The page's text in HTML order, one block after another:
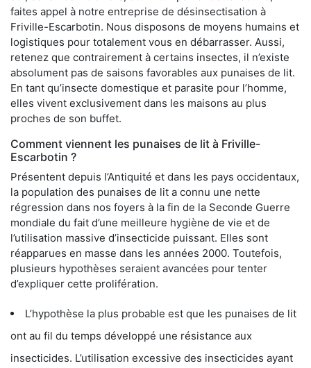
faites appel à notre entreprise de désinsectisation à
Friville-Escarbotin. Nous disposons de moyens humains et
logistiques pour totalement vous en débarrasser. Aussi,
retenez que contrairement à certains insectes, il n’existe
absolument pas de saisons favorables aux punaises de lit.
En tant qu’insecte domestique et parasite pour l’homme,
elles vivent exclusivement dans les maisons au plus
proches de son buffet.
Comment viennent les punaises de lit à Friville-
Escarbotin ?
Présentent depuis l’Antiquité et dans les pays occidentaux,
la population des punaises de lit a connu une nette
régression dans nos foyers à la fin de la Seconde Guerre
mondiale du fait d’une meilleure hygiène de vie et de
l’utilisation massive d’insecticide puissant. Elles sont
réapparues en masse dans les années 2000. Toutefois,
plusieurs hypothèses seraient avancées pour tenter
d’expliquer cette prolifération.
L’hypothèse la plus probable est que les punaises de lit
ont au fil du temps développé une résistance aux
insecticides. L’utilisation excessive des insecticides ayant